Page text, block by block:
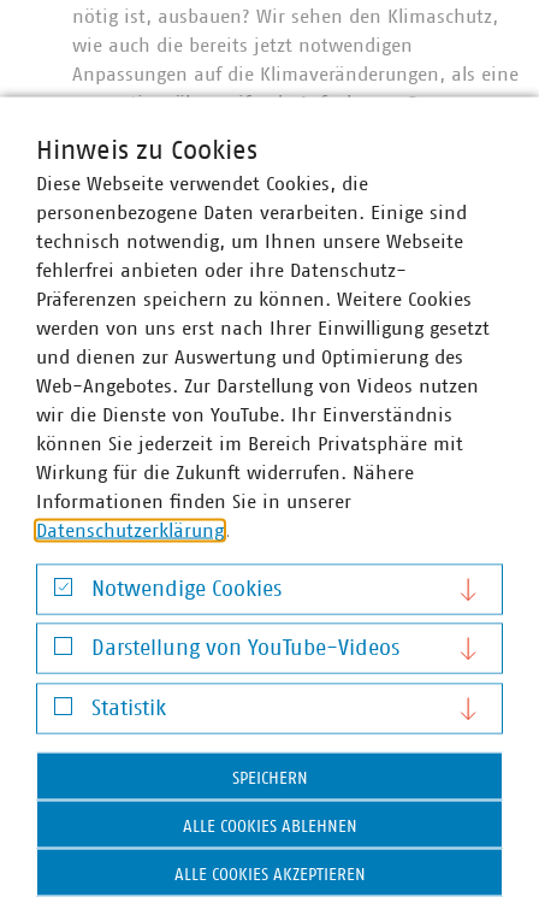
nötig ist, ausbauen? Wir sehen den Klimaschutz,
wie auch die bereits jetzt notwendigen
Anpassungen auf die Klimaveränderungen, als eine
generationsübergreifende Aufgabe an. Daran
gibt uns die Motivation, dabei nicht
nachzulassen.
Wie begann Ihre Karriere in der
Kommunalwirtschaft und was raten Sie jungen
Menschen, die sich für Jobs bei kommunalen
Unternehmen interessieren?
Begonnen habe ich Ende der neunziger Jahre im
letzten Jahrhundert, ja sogar Jahrtausend. Damals
Vorgänger des EEGs, das Einspeisegesetz, war die
Grundlage dafür. Parallel dazu brach mit der
Liberalisierung des Strommarktes die „alte“
Energiewelt“ so nach und nach auseinander.
Seitdem ist viel passiert und die Entwicklungen
beschleunigen sich weiter. Junge Talente sollten
Spaß an Veränderungen haben. Und ansonsten
gilt, was auch für alle anderen Berufe und
Branchen gilt, es hilft intrinsisch motiviert zu sein.
Wer also nach dem oft zitierten „Purpose“ sucht,
der ist bei uns an der richtigen Stelle: die Region
voranbringen, Lebensgrundlagen schützen,
Begeisterung für Technik oder Digitalisierung …
Hinweis zu Cookies
Diese Webseite verwendet Cookies, die
personenbezogene Daten verarbeiten. Einige sind
technisch notwendig, um Ihnen unsere Webseite
fehlerfrei anbieten oder ihre Datenschutz-
Präferenzen speichern zu können. Weitere Cookies
werden von uns erst nach Ihrer Einwilligung gesetzt
und dienen zur Auswertung und Optimierung des
Web-Angebotes. Zur Darstellung von Videos nutzen
wir die Dienste von YouTube. Ihr Einverständnis
können Sie jederzeit im Bereich Privatsphäre mit
Wirkung für die Zukunft widerrufen. Nähere
Informationen finden Sie in unserer
Datenschutzerklärung
Notwendige Cookies
Notwendige Cookies
Darstellung von YouTube-Videos
Darstellung von YouTube-Videos
Statistik
Statistik
SPEICHERN
ALLE COOKIES ABLEHNEN
ALLE COOKIES AKZEPTIEREN